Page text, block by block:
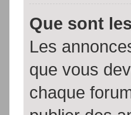
Que sont
Les
que vous
chaque